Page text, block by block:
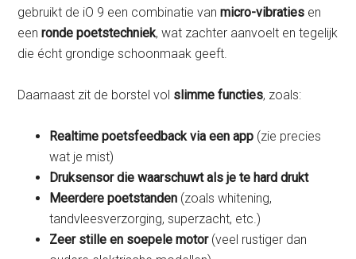
gebruikt de iO 9 een combinatie vanmicro-vibraties en
eenronde poetstechniek, wat zachter aanvoelt en tegelijk
die écht grondige schoonmaak geeft.
Daarnaast zit de borstel vol slimme functies, zoals:
Realtime poetsfeedback via een app (zie precies
wat je mist)
Druksensor die waarschuwt als je te hard drukt
Meerdere poetstanden (zoals whitening,
tandvleesverzorging, superzacht, etc.)
Zeer stille en soepele motor(veel rustiger dan